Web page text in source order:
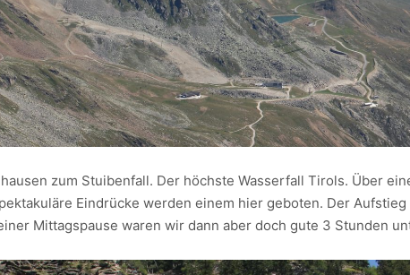
zum Stuibenfall. Der höchste Wasserfall Tirols. Über
Eindrücke werden einem hier geboten. Der
Mittagspause waren wir dann aber doch gute 3 Stunden